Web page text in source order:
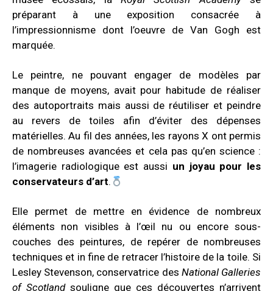
préparant à une exposition consacrée à
l’impressionnisme dont l’oeuvre de Van Gogh est
marquée.
Le peintre, ne pouvant engager de modèles par
manque de moyens, avait pour habitude de réaliser
des autoportraits mais aussi de réutiliser et peindre
au revers de toiles afin d’éviter des dépenses
matérielles.Au fil des années, les rayons X ont permis
de nombreuses avancées et cela pas qu’en science :
l’imagerie radiologique est aussi un joyau pour les
conservateurs d’art.
Elle permet de mettre en évidence de nombreux
éléments non visibles à l’œil nu ou encore sous-
couches des peintures, de repérer de nombreuses
techniques et in fine de retracer l’histoire de la toile. Si
Lesley Stevenson, conservatrice des National Galleries
of Scotlandsouligne que ces découvertes n’arrivent